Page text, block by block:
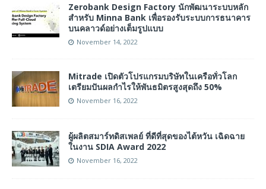
Zerobank Design Factory นักพัฒนาระบบหลัก
สำหรับ Minna Bank เพื่อรองรับระบบการธนาคาร
บนคลาวด์อย่างเต็มรูปแบบ
November 14, 2022
Mitrade เปิดตัวโปรแกรมบริษัทในเครือทั่วโลก
เตรียมปันผลกำไรให้พันธมิตรสูงสุดถึง 50%
November 16, 2022
ผู้ผลิตสมาร์ทดิสเพลย์ ที่ดีที่สุดของไต้หวัน เฉิดฉาย
ในงาน SDIA Award 2022
November 16, 2022